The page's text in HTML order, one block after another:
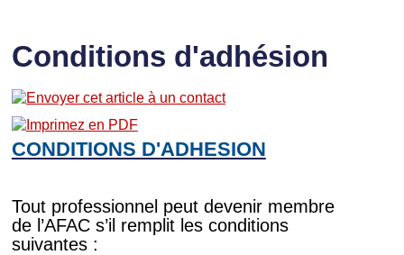
Conditions d'adhésion
CONDITIONS D'ADHESION
Tout professionnel peut devenir membre
de l’AFAC s’il remplit les conditions
suivantes :